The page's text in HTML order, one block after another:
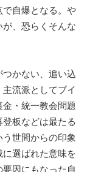
で自爆となる。や
、恐らくそんな
かない、追い込
流派としてブイ
・統一教会問題
板などは最たる
世間からの印象
選ばれた意味を
因にもなった自